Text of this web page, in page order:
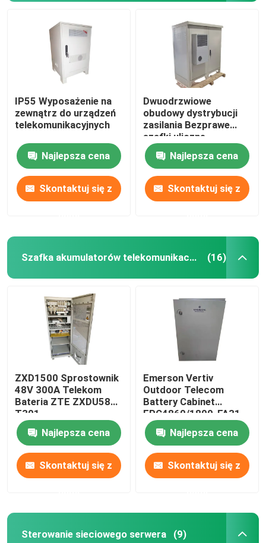
IP55 Wyposażenie na
zewnątrz do urządzeń
telekomunikacyjnych
Najlepsza cena
Skontaktuj się z
Dwuodrzwiowe
obudowy dystrybucji
zasilania Bezprawe
szafki uliczne
telekomunikacyjne
IP55-IP68Najlepsza cena
Skontaktuj się z
Szafka akumulatorów telekomunikacyjnych (16)
ZXD1500 Sprostownik
48V 300A Telekom
Bateria ZTE ZXDU58
T301
Najlepsza cena
Skontaktuj się z
Emerson Vertiv
Outdoor Telecom
Battery Cabinet
EPC4860/1800-FA31
IP55
Najlepsza cena
Skontaktuj się z
Sterowanie sieciowego serwera (9)